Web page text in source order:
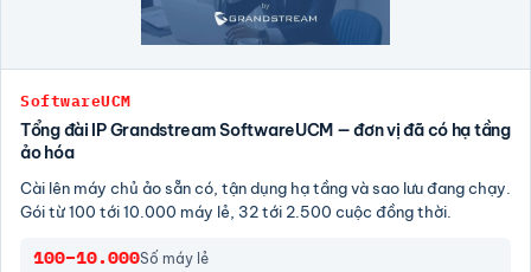
SoftwareUCM
Tổng đài IP Grandstream SoftwareUCM — đơn vị đã có hạ tầng
ảo hóa
Cài lên máy chủ ảo sẵn có, tận dụng hạ tầng và sao lưu đang chạy.
Gói từ 100 tới 10.000 máy lẻ, 32 tới 2.500 cuộc đồng thời.
100–10.000Số máy lẻ